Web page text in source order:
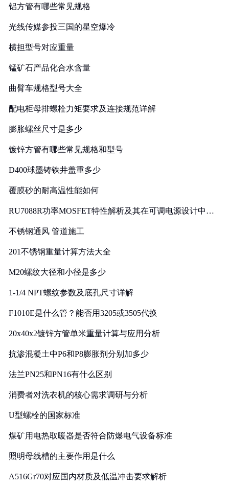
铝方管有哪些常见规格
光线传媒参投三国的星空爆冷
横担型号对应重量
锰矿石产品化合水含量
曲臂车规格型号大全
配电柜母排螺栓力矩要求及连接规范详解
膨胀螺丝尺寸是多少
镀锌方管有哪些常见规格和型号
D400球墨铸铁井盖重多少
覆膜砂的耐高温性能如何
RU7088R功率MOSFET特性解析及其在可调电源设计中的
不锈钢通风 管道施工
201不锈钢重量计算方法大全
M20螺纹大径和小径是多少
1-1/4 NPT螺纹参数及底孔尺寸详解
F1010E是什么管？能否用3205或3505代换
20x40x2镀锌方管单米重量计算与应用分析
抗渗混凝土中P6和P8膨胀剂分别加多少
法兰PN25和PN16有什么区别
消费者对洗衣机的核心需求调研与分析
U型螺栓的国家标准
煤矿用电热取暖器是否符合防爆电气设备标准
照明母线槽的主要作用是什么
A516Gr70对应国内材质及低温冲击要求解析